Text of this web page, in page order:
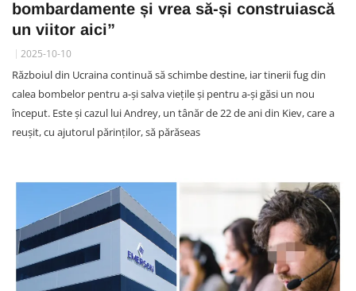
bombardamente și vrea să-și construiască
un viitor aici”
2025-10-10
Războiul din Ucraina continuă să schimbe destine, iar tinerii fug din
calea bombelor pentru a-și salva viețile și pentru a-și găsi un nou
început. Este și cazul lui Andrey, un tânăr de 22 de ani din Kiev, care a
reușit, cu ajutorul părinților, să părăseas